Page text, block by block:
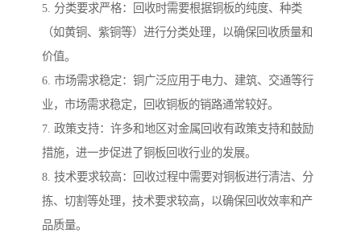
5. 分类要求严格：回收时需要根据铜板的纯度、种类
（如黄铜、紫铜等）进行分类处理，以确保回收质量和
价值。
6. 市场需求稳定：铜广泛应用于电力、建筑、交通等行
业，市场需求稳定，回收铜板的销路通常较好。
7. 政策支持：许多和地区对金属回收有政策支持和鼓励
措施，进一步促进了铜板回收行业的发展。
8. 技术要求较高：回收过程中需要对铜板进行清洁、分
拣、切割等处理，技术要求较高，以确保回收效率和产
品质量。